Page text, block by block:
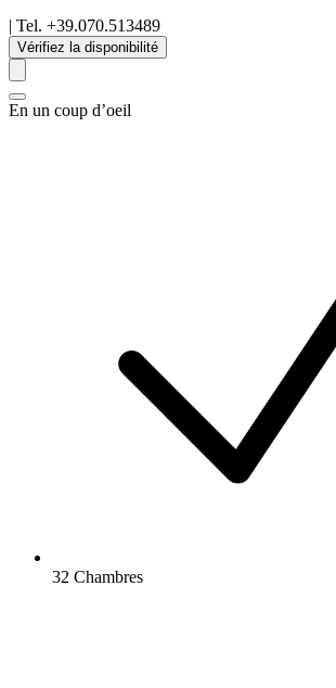
| Tel. +39.070.513489
Vérifiez la disponibilité
En un coup d’oeil
32 Chambres